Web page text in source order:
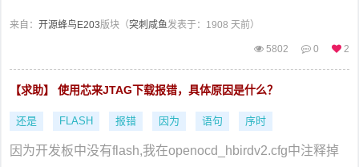
来自： 开源蜂鸟E203版块（突刺咸鱼发表于：1908 天前）
5802 0 2
【求助】 使用芯来JTAG下载报错，具体原因是什么？
还是 FLASH 报错 因为 语句 序时
因为开发板中没有flash,我在openocd_hbirdv2.cfg中注释掉